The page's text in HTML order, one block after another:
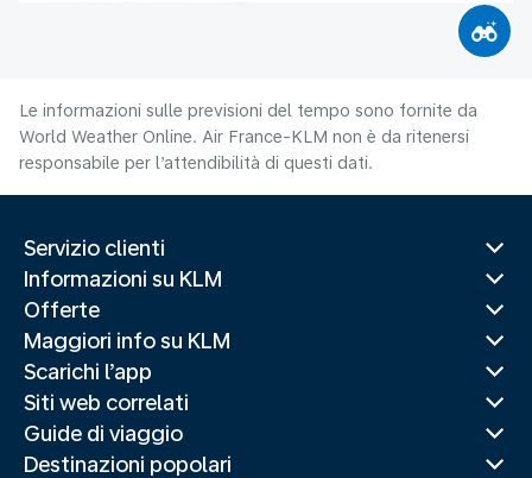
Le informazioni sulle previsioni del tempo sono fornite da
World Weather Online. Air France-KLM non è da ritenersi
responsabile per l’attendibilità di questi dati.
Servizio clienti
Informazioni su KLM
Offerte
Maggiori info su KLM
Scarichi l’app
Siti web correlati
Guide di viaggio
Destinazioni popolari